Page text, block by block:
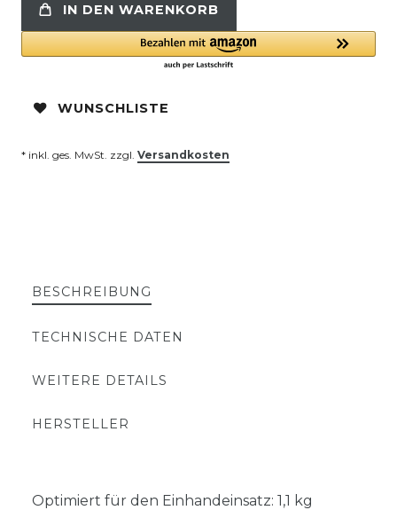
IN DEN WARENKORB
WUNSCHLISTE
* inkl. ges. MwSt. zzgl. Versandkosten
BESCHREIBUNG
TECHNISCHE DATEN
WEITERE DETAILS
HERSTELLER
Optimiert für den Einhandeinsatz: 1,1 kg